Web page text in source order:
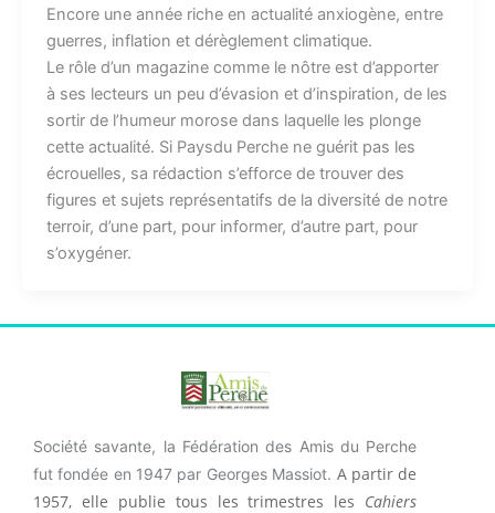
Encore une année riche en actualité anxiogène, entre
guerres, inflation et dérèglement climatique.
Le rôle d’un magazine comme le nôtre est d’apporter
à ses lecteurs un peu d’évasion et d’inspiration, de les
sortir de l’humeur morose dans laquelle les plonge
cette actualité. Si Paysdu Perche ne guérit pas les
écrouelles, sa rédaction s’efforce de trouver des
figures et sujets représentatifs de la diversité de notre
terroir, d’une part, pour informer, d’autre part, pour
s’oxygéner.
Société savante, la Fédération des Amis du Perche
fut fondée en 1947 par Georges Massiot. A partir de
1957, elle publie tous les trimestres les Cahiers